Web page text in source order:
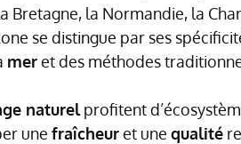
Bretagne, la Normandie, la
se distingue par ses
meret des méthodes
naturelprofitent
une fraîcheuret une qualité